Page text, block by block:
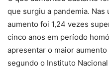
que surgiu a pandemia.
aumento foi 1,24 vezes
cinco anos em período
apresentar o maior
segundo o Instituto